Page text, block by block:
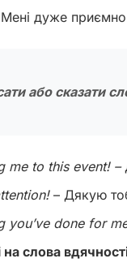
дуже
або сказати
me to this event! –
– Дякую
you’ve done for
на слова